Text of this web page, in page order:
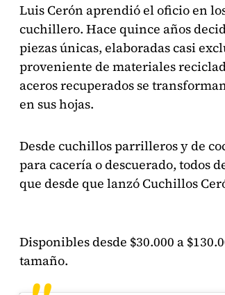
Luis Cerón aprendió el oficio en
cuchillero. Hace quince años
piezas únicas, elaboradas casi
proveniente de materiales
aceros recuperados se
en sus hojas.
Desde cuchillos parrilleros y de
para cacería o descuerado, todos
que desde que lanzó Cuchillos
Disponibles desde $30.000 a
tamaño.